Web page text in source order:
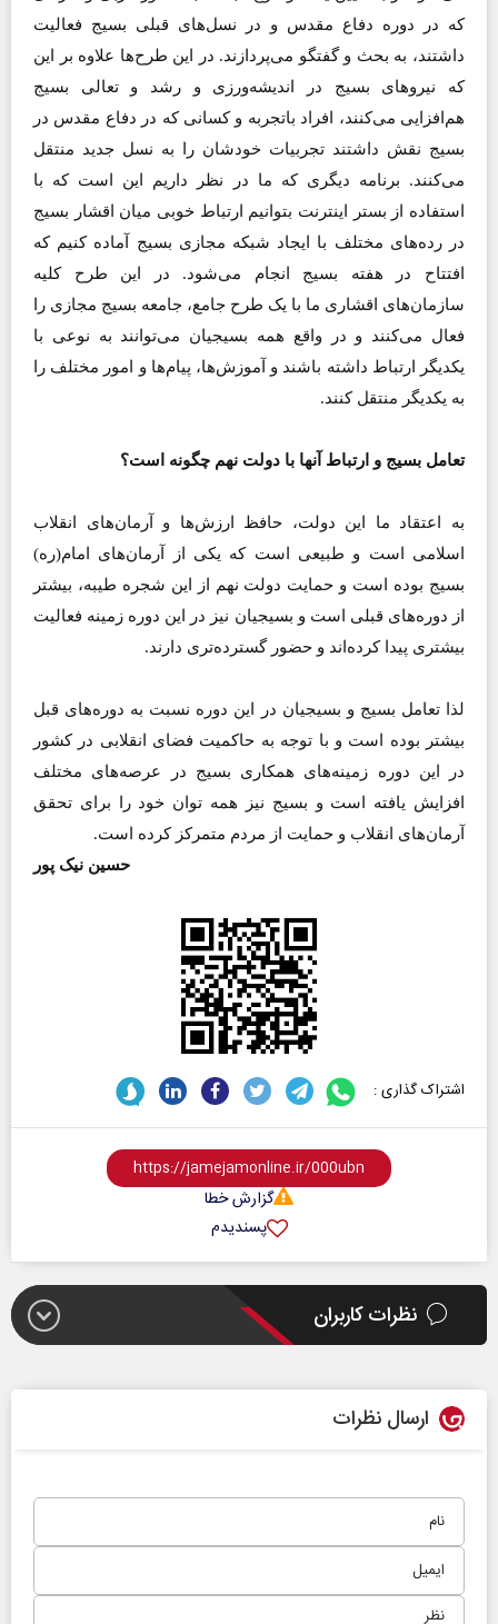
که در دوره دفاع مقدس و در نسل‌های قبلی بسیج فعالیت
داشتند، به بحث و گفتگو می‌پردازند. در این طرح‌ها علاوه بر این
که نیروهای بسیج در اندیشه‌ورزی و رشد و تعالی بسیج
هم‌افزایی می‌کنند، افراد باتجربه و کسانی که در دفاع مقدس در
بسیج نقش داشتند تجربیات خودشان را به نسل جدید منتقل
می‌کنند. برنامه دیگری که ما در نظر داریم این است که با
استفاده از بستر اینترنت بتوانیم ارتباط خوبی میان اقشار بسیج
در رده‌های مختلف با ایجاد شبکه مجازی بسیج آماده کنیم که
افتتاح در هفته بسیج انجام می‌شود. در این طرح کلیه
سازمان‌های اقشاری ما با یک طرح جامع، جامعه بسیج مجازی را
فعال می‌کنند و در واقع همه بسیجیان می‌توانند به نوعی با
یکدیگر ارتباط داشته باشند و آموزش‌ها، پیام‌ها و امور مختلف را
به یکدیگر منتقل کنند.
تعامل بسیج و ارتباط آنها با دولت نهم چگونه است؟
به اعتقاد ما این دولت، حافظ ارزش‌ها و آرمان‌های انقلاب
اسلامی است و طبیعی است که یکی از آرمان‌های امام(ره)‌
بسیج بوده است و حمایت دولت نهم از این شجره طیبه، بیشتر
از دوره‌های قبلی است و بسیجیان نیز در این دوره زمینه فعالیت
بیشتری پیدا کرده‌اند و حضور گسترده‌تری دارند.
لذا تعامل بسیج و بسیجیان در این دوره نسبت به دوره‌های قبل
بیشتر بوده است و با توجه به حاکمیت فضای انقلابی در کشور
در این دوره زمینه‌های همکاری بسیج در عرصه‌های مختلف
افزایش یافته است و بسیج نیز همه توان خود را برای تحقق
آرمان‌های انقلاب و حمایت از مردم متمرکز کرده است.
حسین نیک پور
اشتراک گذاری :
گزارش خطا
پسندیدم
نظرات کاربران
ارسال نظرات